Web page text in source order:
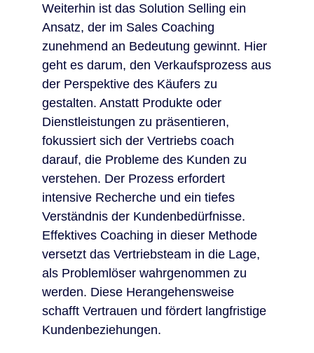
Weiterhin ist das Solution Selling ein
Ansatz, der im Sales Coaching
zunehmend an Bedeutung gewinnt. Hier
geht es darum, den Verkaufsprozess aus
der Perspektive des Käufers zu
gestalten. Anstatt Produkte oder
Dienstleistungen zu präsentieren,
fokussiert sich der Vertriebs coach
darauf, die Probleme des Kunden zu
verstehen. Der Prozess erfordert
intensive Recherche und ein tiefes
Verständnis der Kundenbedürfnisse.
Effektives Coaching in dieser Methode
versetzt das Vertriebsteam in die Lage,
als Problemlöser wahrgenommen zu
werden. Diese Herangehensweise
schafft Vertrauen und fördert langfristige
Kundenbeziehungen.